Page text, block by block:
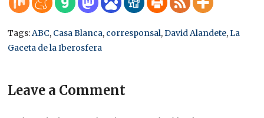
Tags: ABC, Casa Blanca, corresponsal, David Alandete,La
Gaceta de la Iberosfera
Leave a Comment